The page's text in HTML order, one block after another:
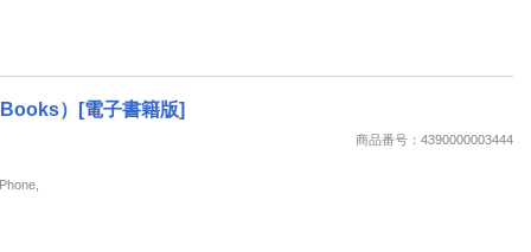
推し楽
）[電子書籍版]
商品番号：4390000003444